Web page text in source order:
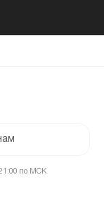
21:00 по МСК